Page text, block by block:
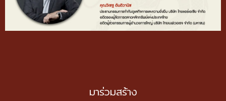
มาร่วมสร้าง